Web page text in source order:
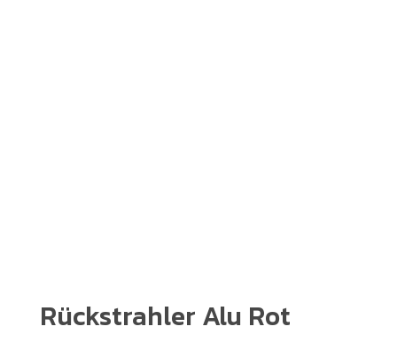
Rückstrahler Alu Rot